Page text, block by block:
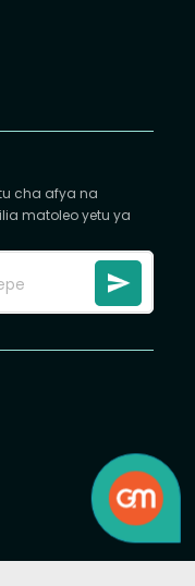
cha afya na
matoleo yetu ya